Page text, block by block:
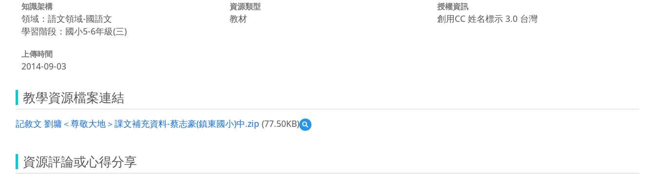
知識架構
領域：語文領域-國語文
學習階段：國小5-6年級(三)
資源類型
教材
授權資訊
創用CC 姓名標示 3.0 台灣
上傳時間
2014-09-03
教學資源檔案連結
記敘文 劉墉＜尊敬大地＞課文補充資料-蔡志豪(鎮東國小)中.zip (77.50KB)
預
覽
資源評論或心得分享